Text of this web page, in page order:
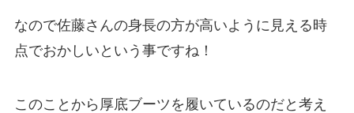
なので佐藤さんの身長の方が高いように見える時
点でおかしいという事ですね！
このことから厚底ブーツを履いているのだと考え